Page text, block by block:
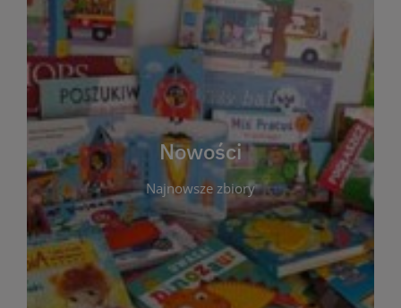
Nowości
Najnowsze zbiory
W tej sekcji prezentujemy najnowsze książki,
audiobooki oraz filmy, które właśnie trafiły do
zbiorów Miejskiej Biblioteki Publicznej w
Starachowicach. Regularnie aktualizujemy listę,
aby Czytelnicy mogli na bieżąco odkrywać świeże
tytuły i najciekawsze premiery wydawnicze. Każda
pozycja opatrzona jest krótkim opisem i
informacją o dostępności w katalogu. Zachęcamy
do częstych odwiedzin – nowości pojawiają się
niemal każdego tygodnia! Dzięki tej zakładce
zawsze będziesz wiedzieć, co warto przeczytać
jako pierwsze.